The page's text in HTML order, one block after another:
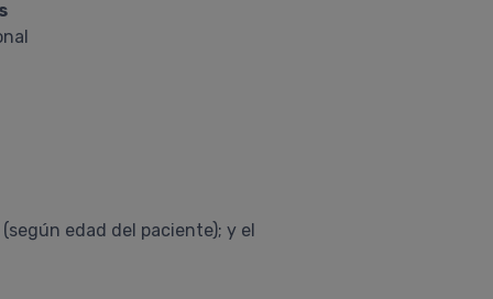
edad del paciente); y el